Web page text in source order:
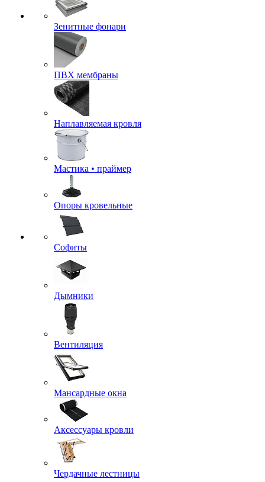
Зенитные фонари
ПВХ мембраны
Наплавляемая кровля
Мастика • праймер
Опоры кровельные
Софиты
Дымники
Вентиляция
Мансардные окна
Аксессуары кровли
Чердачные лестницы